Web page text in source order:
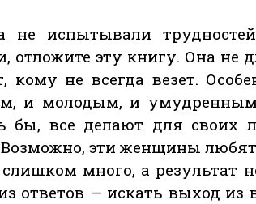
не испытывали
эту книгу. Она не
кому не всегда везет.
и молодым, и
бы, все делают для
Возможно, эти женщины
много, а результат
ответов — искать выход